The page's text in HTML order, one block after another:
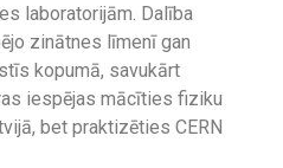
laboratorijām. Dalība
zinātnes līmenī gan
kopumā, savukārt
iespējas mācīties fiziku
bet praktizēties CERN